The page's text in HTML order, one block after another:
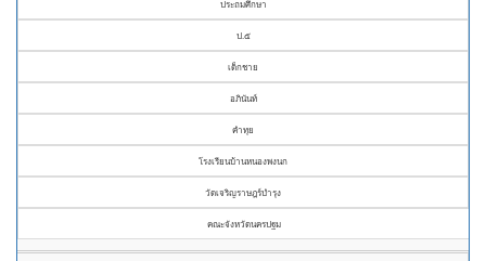
ประถมศึกษา
ป.๕
เด็กชาย
อภินันท์
คำทุย
โรงเรียนบ้านหนองพงนก
วัดเจริญราษฎร์บำรุง
คณะจังหวัดนครปฐม